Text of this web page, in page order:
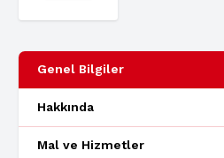
Genel Bilgiler
Hakkında
Mal ve Hizmetler